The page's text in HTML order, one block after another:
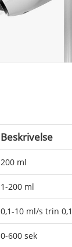
Beskrivelse
200 ml
1-200 ml
0,1-10 ml/s trin
0-600 sek